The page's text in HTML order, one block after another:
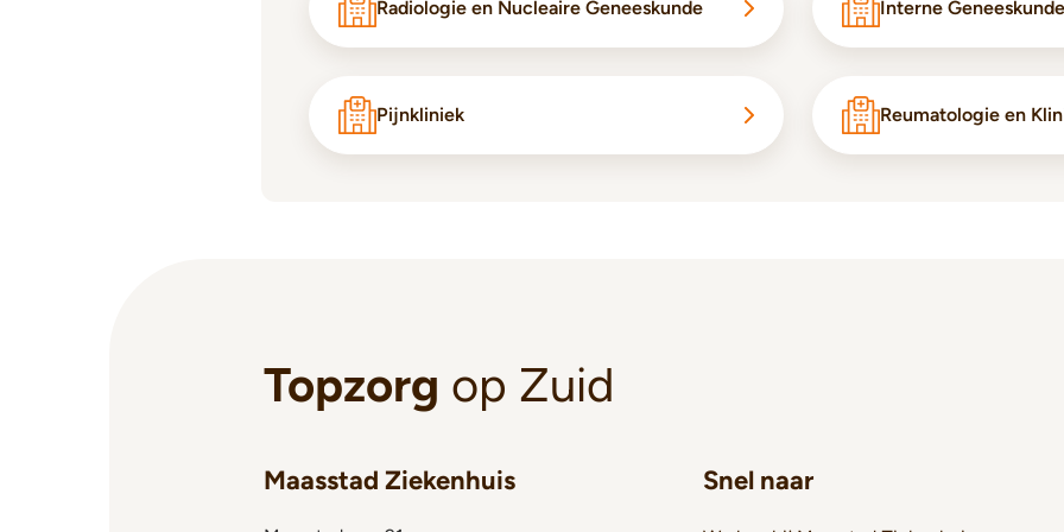
Radiologie en Nucleaire Geneeskunde Interne Geneeskunde
Pijnkliniek Reumatologie en
Topzorg op Zuid
Maasstad Ziekenhuis Snel naar